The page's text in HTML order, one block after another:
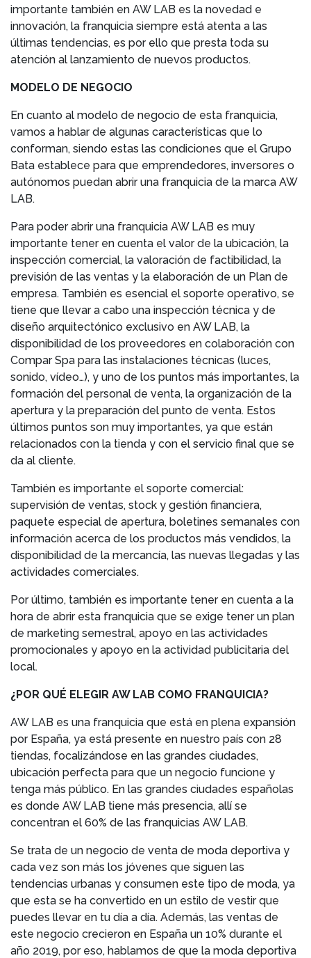
importante también en AW LAB es la novedad e
innovación, la franquicia siempre está atenta a las
últimas tendencias, es por ello que presta toda su
atención al lanzamiento de nuevos productos.
MODELO DE NEGOCIO
En cuanto al modelo de negocio de esta franquicia,
vamos a hablar de algunas características que lo
conforman, siendo estas las condiciones que el Grupo
Bata establece para que emprendedores, inversores o
autónomos puedan abrir una franquicia de la marca AW
LAB.
Para poder abrir una franquicia AW LAB es muy
importante tener en cuenta el valor de la ubicación, la
inspección comercial, la valoración de factibilidad, la
previsión de las ventas y la elaboración de un Plan de
empresa. También es esencial el soporte operativo, se
tiene que llevar a cabo una inspección técnica y de
diseño arquitectónico exclusivo en AW LAB, la
disponibilidad de los proveedores en colaboración con
Compar Spa para las instalaciones técnicas (luces,
sonido, vídeo…), y uno de los puntos más importantes, la
formación del personal de venta, la organización de la
apertura y la preparación del punto de venta. Estos
últimos puntos son muy importantes, ya que están
relacionados con la tienda y con el servicio final que se
da al cliente.
También es importante el soporte comercial:
supervisión de ventas, stock y gestión financiera,
paquete especial de apertura, boletines semanales con
información acerca de los productos más vendidos, la
disponibilidad de la mercancía, las nuevas llegadas y las
actividades comerciales.
Por último, también es importante tener en cuenta a la
hora de abrir esta franquicia que se exige tener un plan
de marketing semestral, apoyo en las actividades
promocionales y apoyo en la actividad publicitaria del
local.
¿POR QUÉ ELEGIR AW LAB COMO FRANQUICIA?
AW LAB es una franquicia que está en plena expansión
por España, ya está presente en nuestro país con 28
tiendas, focalizándose en las grandes ciudades,
ubicación perfecta para que un negocio funcione y
tenga más público. En las grandes ciudades españolas
es donde AW LAB tiene más presencia, allí se
concentran el 60% de las franquicias AW LAB.
Se trata de un negocio de venta de moda deportiva y
cada vez son más los jóvenes que siguen las
tendencias urbanas y consumen este tipo de moda, ya
que esta se ha convertido en un estilo de vestir que
puedes llevar en tu día a día. Además, las ventas de
este negocio crecieron en España un 10% durante el
año 2019, por eso, hablamos de que la moda deportiva